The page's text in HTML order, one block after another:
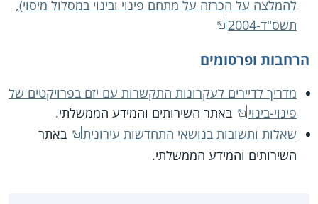
להמלצה על הכרזה על מתחם פינוי ובינוי במסלול מיסוי),
תשס"ד-2004
הרחבות ופרסומים
מדריך לדיירים לעקרונות התקשרות עם יזם בפרויקטים של
פינוי-בינוי
באתר השירותים והמידע הממשלתי.
שאלות ותשובות בנושאי התחדשות עירונית
באתר
השירותים והמידע הממשלתי.